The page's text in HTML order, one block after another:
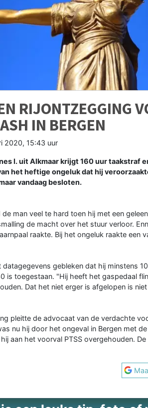
RIJONTZEGGING
IN BERGEN
2020, 15:43 uur
I. uit Alkmaar krijgt 160 uur taakstraf
het heftige ongeluk dat hij
vandaag besloten.
man veel te hard toen hij met een
de macht over het stuur verloor.
raakte. Bij het ongeluk raakte een
gebleken dat hij minstens
is toegestaan. "Hij heeft het gaspedaal
Dat het niet erger is afgelopen is
pleitte de advocaat van de verdachte
nu hij door het ongeval in Bergen met
aan het voorval PTSS overgehouden.